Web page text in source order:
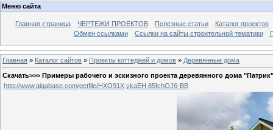
Меню сайта
Главная страница ЧЕРТЕЖИ ПРОЕКТОВ Полезные статьи
Каталог проектов
Обмен ссылками
Ссылки на сайты строительной тематики
Главная » Каталог сайтов » Проекты коттеджей и домов » Деревянные дома
Скачать>>> Примеры рабочего и эскизного проекта деревянного дома
http://www.gigabase.com/getfile/HXO91X.ykaEH.85fchOJ6-BB